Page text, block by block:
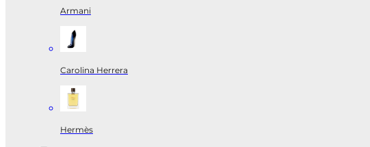
Armani
Carolina Herrera
Hermès